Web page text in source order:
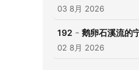
03 8月 2026
192 - 鹅卵石溪流的
02 8月 2026